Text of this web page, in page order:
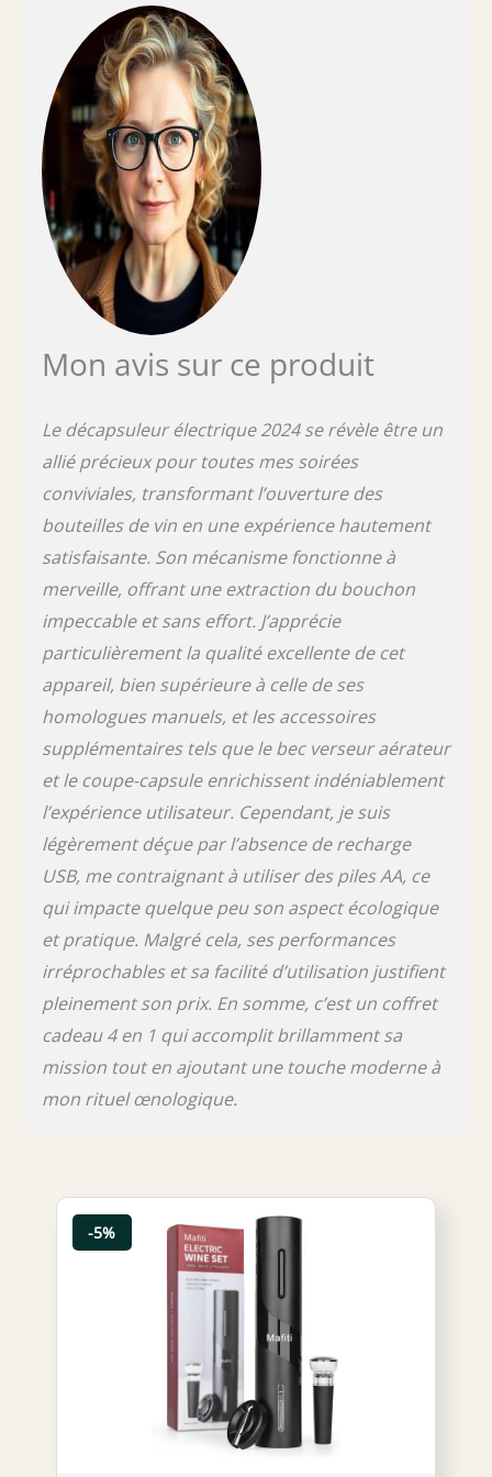
facile de l’emporter lors de fêtes, dîners,
mariages ou événements
Mon avis sur ce produit
Le décapsuleur électrique 2024 se révèle être un
allié précieux pour toutes mes soirées
conviviales, transformant l’ouverture des
bouteilles de vin en une expérience hautement
satisfaisante. Son mécanisme fonctionne à
merveille, offrant une extraction du bouchon
impeccable et sans effort. J’apprécie
particulièrement la qualité excellente de cet
appareil, bien supérieure à celle de ses
homologues manuels, et les accessoires
supplémentaires tels que le bec verseur aérateur
et le coupe-capsule enrichissent indéniablement
l’expérience utilisateur. Cependant, je suis
légèrement déçue par l’absence de recharge
USB, me contraignant à utiliser des piles AA, ce
qui impacte quelque peu son aspect écologique
et pratique. Malgré cela, ses performances
irréprochables et sa facilité d’utilisation justifient
pleinement son prix. En somme, c’est un coffret
cadeau 4 en 1 qui accomplit brillamment sa
mission tout en ajoutant une touche moderne à
mon rituel œnologique.
-5%